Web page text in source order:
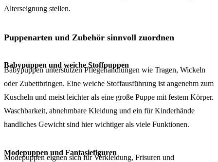
Alterseignung stellen.
Puppenarten und Zubehör sinnvoll zuordnen
Babypuppen und weiche Stoffpuppen
Babypuppen unterstützen Pflegehandlungen wie Tragen, Wickeln
oder Zubettbringen. Eine weiche Stoffausführung ist angenehm zum
Kuscheln und meist leichter als eine große Puppe mit festem Körper.
Waschbarkeit, abnehmbare Kleidung und ein für Kinderhände
handliches Gewicht sind hier wichtiger als viele Funktionen.
Modepuppen und Fantasiefiguren
Modepuppen eignen sich für Verkleidung, Frisuren und